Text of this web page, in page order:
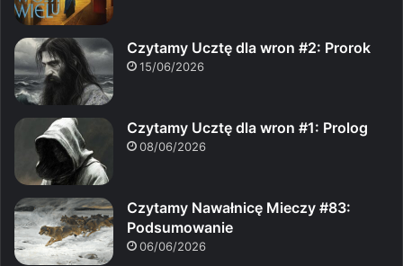
Czytamy Ucztę dla wron #2: Prorok
15/06/2026
Czytamy Ucztę dla wron #1: Prolog
08/06/2026
Czytamy Nawałnicę Mieczy #83:
Podsumowanie
06/06/2026